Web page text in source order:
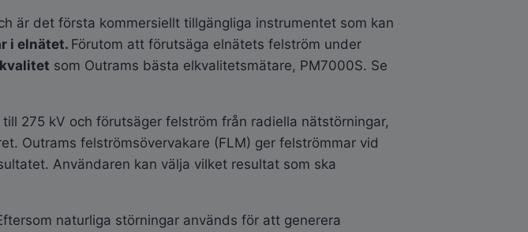
är det första kommersiellt tillgängliga instrumentet som kan
i elnätet. Förutom att förutsäga elnätets felström under
som Outrams bästa elkvalitetsmätare, PM7000S. Se
275 kV och förutsäger felström från radiella nätstörningar,
Outrams felströmsövervakare (FLM) ger felströmmar vid
Användaren kan välja vilket resultat som ska
naturliga störningar används för att generera